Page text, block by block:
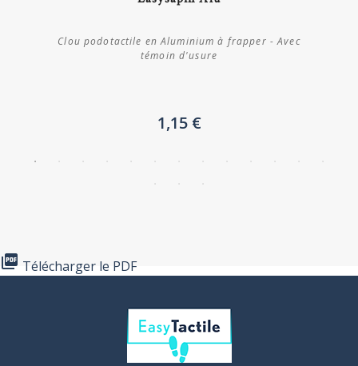
Plus de détails
Clou podotactile en Aluminium à frapper - Avec
témoin d'usure
1,15 €
 Télécharger le PDF